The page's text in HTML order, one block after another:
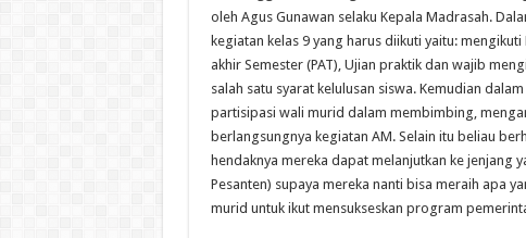
oleh Agus Gunawan selaku Kepala Madrasah.
kegiatan kelas 9 yang harus diikuti yaitu:
akhir Semester (PAT), Ujian praktik dan wajib
salah satu syarat kelulusan siswa. Kemudian
partisipasi wali murid dalam membimbing,
berlangsungnya kegiatan AM. Selain itu beliau
hendaknya mereka dapat melanjutkan ke jenjang
Pesanten) supaya mereka nanti bisa meraih apa
murid untuk ikut mensukseskan program